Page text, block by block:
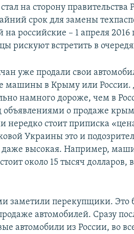
на сторону
срок для замены
российские – 1 апреля 2016
рискуют встретить в
уже продали свои
машины в Крыму или России.
намного дороже, чем в
объявлениями о продаже
стоит приписка
Украины это и
высокая. Например,
около 15 тысяч
заметили перекупщики. Это
автомобилей. Сразу
автомобили из России, во